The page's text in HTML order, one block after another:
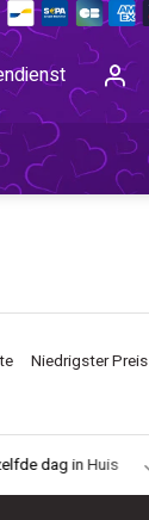
Niedrigster Preis
Morgen in Huis!